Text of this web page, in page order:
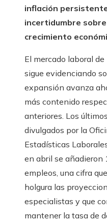
inflación
incertidumbre
crecimiento
El mercado laboral
sigue evidenciando
expansión avanza
más contenido
anteriores. Los
divulgados por la
Estadísticas
en abril se añadieron
empleos, una cifra
holgura las
especialistas y que
mantener la tasa de